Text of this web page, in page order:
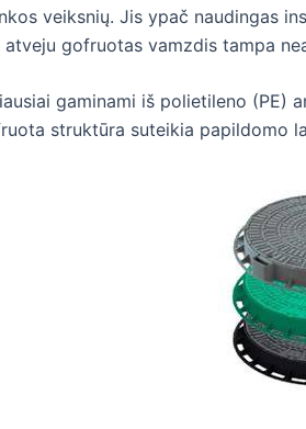
veiksnių. Jis ypač naudingas
gofruotas vamzdis tampa
gaminami iš polietileno (PE)
struktūra suteikia papildomo